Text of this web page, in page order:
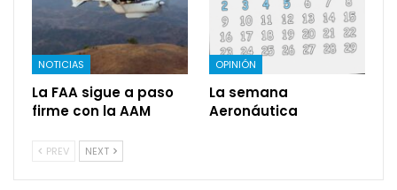
NOTICIAS
La FAA sigue a paso
firme con la AAM
OPINIÓN
La semana
Aeronáutica
PREV NEXT